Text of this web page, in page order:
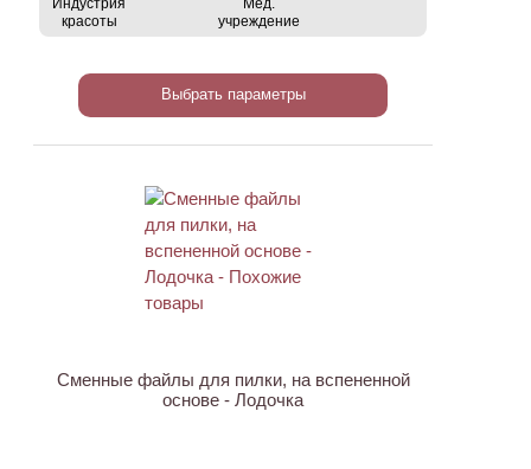
Индустрия
красоты
Мед.
учреждение
Выбрать параметры
Сменные файлы для пилки, на вспененной
основе - Лодочка